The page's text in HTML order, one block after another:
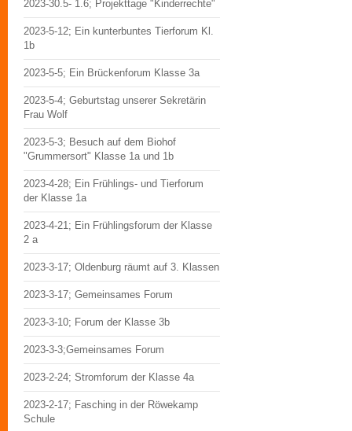
2023-30.5- 1.6; Projekttage "Kinderrechte"
2023-5-12; Ein kunterbuntes Tierforum Kl.
1b
2023-5-5; Ein Brückenforum Klasse 3a
2023-5-4; Geburtstag unserer Sekretärin
Frau Wolf
2023-5-3; Besuch auf dem Biohof
"Grummersort" Klasse 1a und 1b
2023-4-28; Ein Frühlings- und Tierforum
der Klasse 1a
2023-4-21; Ein Frühlingsforum der Klasse
2 a
2023-3-17; Oldenburg räumt auf 3. Klassen
2023-3-17; Gemeinsames Forum
2023-3-10; Forum der Klasse 3b
2023-3-3;Gemeinsames Forum
2023-2-24; Stromforum der Klasse 4a
2023-2-17; Fasching in der Röwekamp
Schule